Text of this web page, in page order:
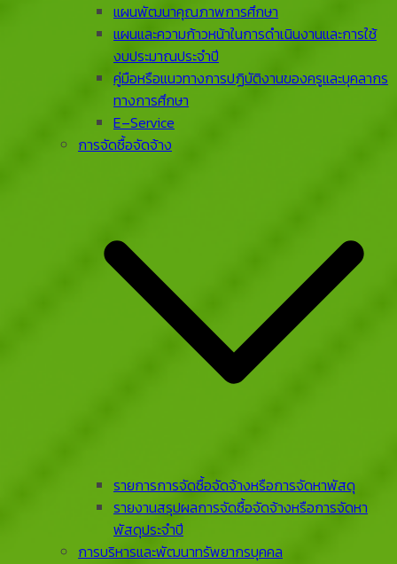
แผนพัฒนาคุณภาพการศึกษา
แผนและความก้าวหน้าในการดําเนินงานและการใช้
งบประมาณประจําปี
คู่มือหรือแนวทางการปฏิบัติงานของครูและบุคลากร
ทางการศึกษา
E–Service
การจัดซื้อจัดจ้าง
รายการการจัดซื้อจัดจ้างหรือการจัดหาพัสดุ
รายงานสรุปผลการจัดซื้อจัดจ้างหรือการจัดหา
พัสดุประจําปี
การบริหารและพัฒนาทรัพยากรบุคคล